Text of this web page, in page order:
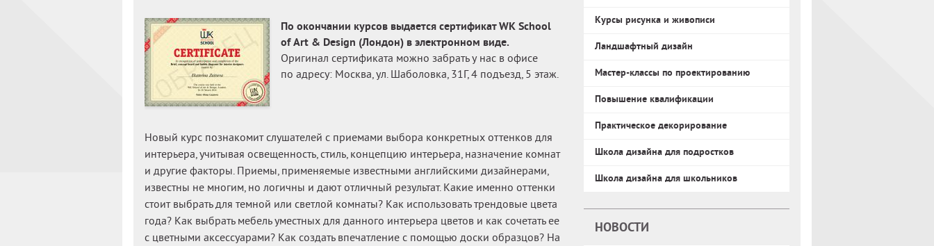
По окончании курсов выдается сертификат WK School
of Art & Design (Лондон) в электронном виде.
Оригинал сертификата можно забрать у нас в офисе
по адресу: Москва, ул. Шаболовка, 31Г, 4 подъезд, 5 этаж.
Новый курс познакомит слушателей с приемами выбора конкретных оттенков для
интерьера, учитывая освещенность, стиль, концепцию интерьера, назначение комнат
и другие факторы. Приемы, применяемые известными английскими дизайнерами,
известны не многим, но логичны и дают отличный результат. Какие именно оттенки
стоит выбрать для темной или светлой комнаты? Как использовать трендовые цвета
года? Как выбрать мебель уместных для данного интерьера цветов и как сочетать ее
с цветными аксессуарами? Как создать впечатление с помощью доски образцов? На
Курсы рисунка и живописи
Ландшафтный дизайн
Мастер-классы по проектированию
Повышение квалификации
Практическое декорирование
Школа дизайна для подростков
Школа дизайна для школьников
НОВОСТИ